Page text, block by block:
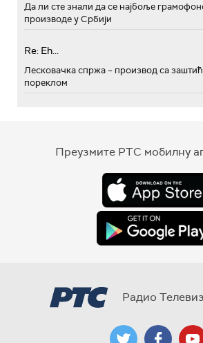
Да ли сте знали да се најбоље
производе у Србији
Re: Eh...
Лесковачка спржа – производ са
пореклом
Преузмите РТС мобилну
Радио